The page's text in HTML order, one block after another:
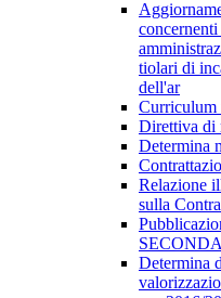
tiolari di
dell'ar
Curriculum
Direttiva di
Determina
Relazione
sulla
Determina